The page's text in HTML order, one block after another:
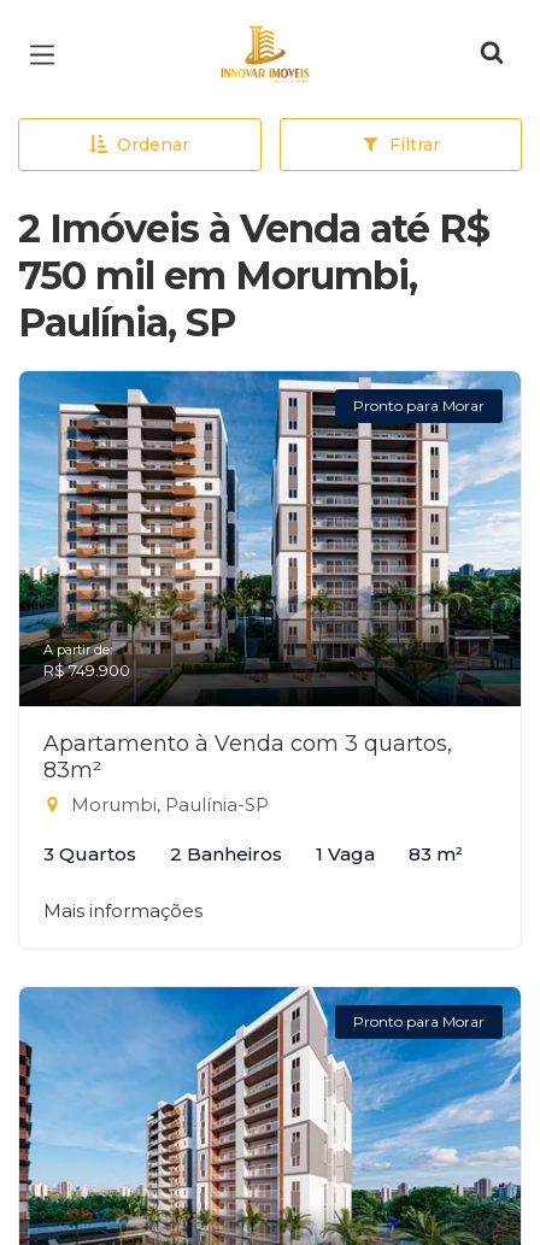
Página inicial
Ordenar Filtrar
2 Imóveis à Venda até R$
750 mil em Morumbi,
Paulínia, SP
Pronto para Morar
A partir de:
R$ 749.900
Apartamento à Venda com 3 quartos,
83m²
Morumbi, Paulínia-SP
3 Quartos 2 Banheiros 1 Vaga 83 m²
Mais informações
Pronto para Morar